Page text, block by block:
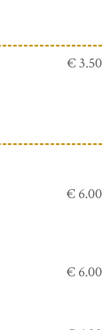
€ 3.50
€ 6.00
€ 6.00